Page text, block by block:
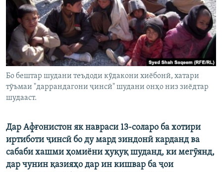
ГУЗОРИШҲОИ РАДИОӢ
Русский
ПАЙГИРӢ КУНЕД
Бо бештар шудани теъдоди кӯдакони хиёбонӣ, хатари
тӯъмаи "даррандагони ҷинсӣ" шудани онҳо низ зиёдтар
шудааст.
Дар Афғонистон як навраси 13-соларо ба хотири
иртиботи ҷинсӣ бо ду мард зиндонӣ карданд ва
сабаби хашми ҳомиёни ҳуқуқ шуданд, ки мегӯянд,
дар чунин қазияҳо дар ин кишвар ба ҷои